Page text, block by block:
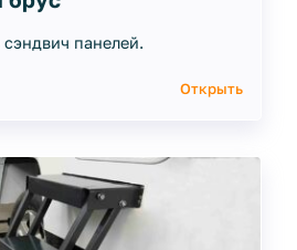
панелей.
Открыть